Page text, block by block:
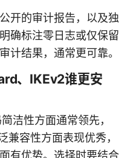
开的审计报告，以及独
确标注零日志或仅保留
计结果，通常更可靠。
、IKEv2谁更安
洁性方面通常领先，
兼容性方面表现优秀，
有优势。选择时要结合